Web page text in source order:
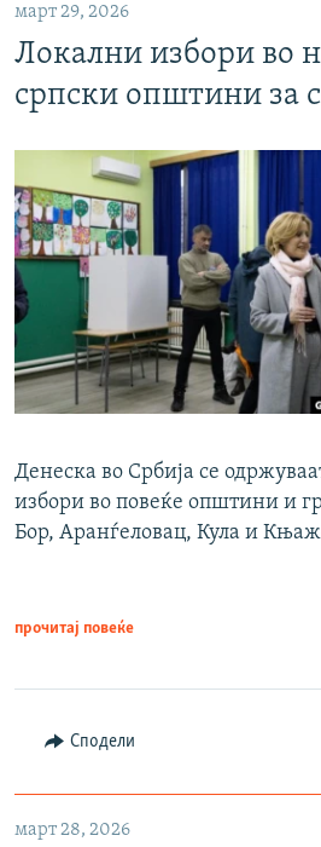
март 29, 2026
Локални избори во
српски општини за
Денеска во Србија се
избори во повеќе општини и
Бор, Аранѓеловац, Кула и
прочитај повеќе
Сподели
март 28, 2026